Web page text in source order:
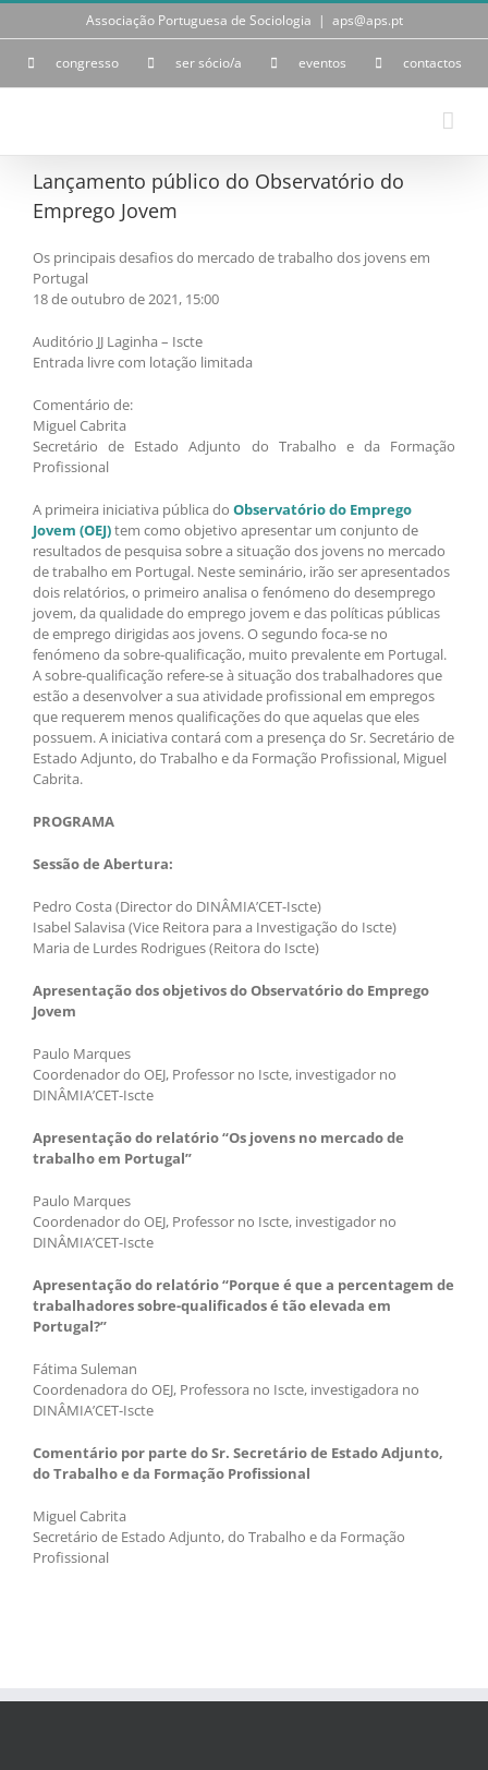
Skip
Associação Portuguesa de Sociologia | aps@aps.pt
congresso ser sócio/a eventos contactos
Lançamento público do Observatório do
Emprego Jovem
Os principais desafios do mercado de trabalho dos jovens em
Portugal
18 de outubro de 2021, 15:00
Auditório JJ Laginha – Iscte
Entrada livre com lotação limitada
Comentário de:
Miguel Cabrita
Secretário de Estado Adjunto do Trabalho e da Formação
Profissional
A primeira iniciativa pública do Observatório do Emprego
Jovem (OEJ)tem como objetivo apresentar um conjunto de
resultados de pesquisa sobre a situação dos jovens no mercado
de trabalho em Portugal. Neste seminário, irão ser apresentados
dois relatórios, o primeiro analisa o fenómeno do desemprego
jovem, da qualidade do emprego jovem e das políticas públicas
de emprego dirigidas aos jovens. O segundo foca-se no
fenómeno da sobre-qualificação, muito prevalente em Portugal.
A sobre-qualificação refere-se à situação dos trabalhadores que
estão a desenvolver a sua atividade profissional em empregos
que requerem menos qualificações do que aquelas que eles
possuem. A iniciativa contará com a presença do Sr. Secretário de
Estado Adjunto, do Trabalho e da Formação Profissional, Miguel
Cabrita.
PROGRAMA
Sessão de Abertura:
Pedro Costa (Director do DINÂMIA’CET-Iscte)
Isabel Salavisa (Vice Reitora para a Investigação do Iscte)
Maria de Lurdes Rodrigues (Reitora do Iscte)
Apresentação dos objetivos do Observatório do Emprego
Jovem
Paulo Marques
Coordenador do OEJ, Professor no Iscte, investigador no
DINÂMIA’CET-Iscte
Apresentação do relatório “Os jovens no mercado de
trabalho em Portugal”
Paulo Marques
Coordenador do OEJ, Professor no Iscte, investigador no
DINÂMIA’CET-Iscte
Apresentação do relatório “Porque é que a percentagem de
trabalhadores sobre-qualificados é tão elevada em
Portugal?”
Fátima Suleman
Coordenadora do OEJ, Professora no Iscte, investigadora no
DINÂMIA’CET-Iscte
Comentário por parte do Sr. Secretário de Estado Adjunto,
do Trabalho e da Formação Profissional
Miguel Cabrita
Secretário de Estado Adjunto, do Trabalho e da Formação
Profissional